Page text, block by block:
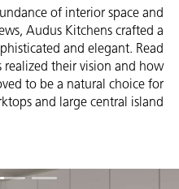
of interior space and
Audus Kitchens crafted a
and elegant. Read
realized their vision and how
to be a natural choice for
and large central island.